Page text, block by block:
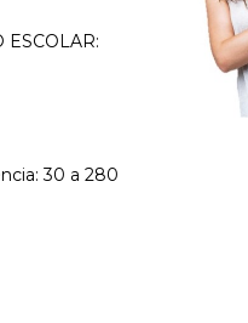
ESCOLAR:
30 a 280